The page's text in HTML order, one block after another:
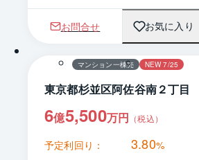
お問合せ お気に入り
1 / 0
マンション一棟売 NEW 7/25
東京都杉並区阿佐谷南２丁目
6億5,500万円 （税込）
予定利回り： 3.80%